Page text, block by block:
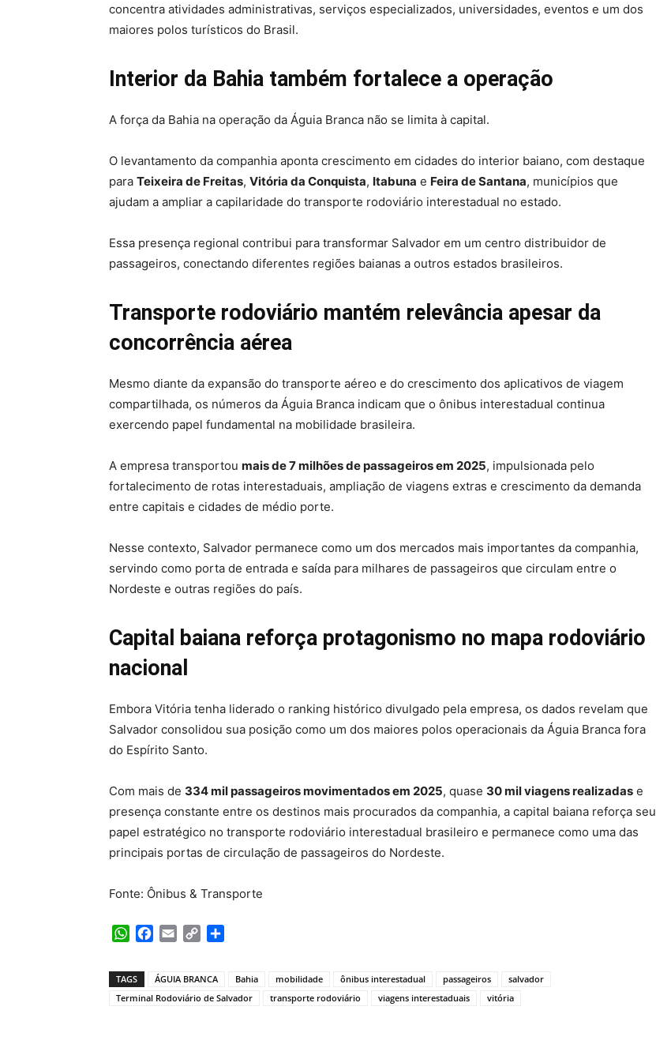
concentra atividades administrativas, serviços especializados, universidades, eventos e um dos
maiores polos turísticos do Brasil.
Interior da Bahia também fortalece a operação
A força da Bahia na operação da Águia Branca não se limita à capital.
O levantamento da companhia aponta crescimento em cidades do interior baiano, com destaque
para Teixeira de Freitas, Vitória da Conquista, Itabuna e Feira de Santana, municípios que
ajudam a ampliar a capilaridade do transporte rodoviário interestadual no estado.
Essa presença regional contribui para transformar Salvador em um centro distribuidor de
passageiros, conectando diferentes regiões baianas a outros estados brasileiros.
Transporte rodoviário mantém relevância apesar da
concorrência aérea
Mesmo diante da expansão do transporte aéreo e do crescimento dos aplicativos de viagem
compartilhada, os números da Águia Branca indicam que o ônibus interestadual continua
exercendo papel fundamental na mobilidade brasileira.
A empresa transportou mais de 7 milhões de passageiros em 2025, impulsionada pelo
fortalecimento de rotas interestaduais, ampliação de viagens extras e crescimento da demanda
entre capitais e cidades de médio porte.
Nesse contexto, Salvador permanece como um dos mercados mais importantes da companhia,
servindo como porta de entrada e saída para milhares de passageiros que circulam entre o
Nordeste e outras regiões do país.
Capital baiana reforça protagonismo no mapa rodoviário
nacional
Embora Vitória tenha liderado o ranking histórico divulgado pela empresa, os dados revelam que
Salvador consolidou sua posição como um dos maiores polos operacionais da Águia Branca fora
do Espírito Santo.
Com mais de 334 mil passageiros movimentados em 2025, quase 30 mil viagens realizadas e
presença constante entre os destinos mais procurados da companhia, a capital baiana reforça seu
papel estratégico no transporte rodoviário interestadual brasileiro e permanece como uma das
principais portas de circulação de passageiros do Nordeste.
Fonte: Ônibus & Transporte
WhatsApp
Facebook
Email Copy
TAGS ÁGUIA BRANCA Bahia mobilidade ônibus interestadual passageiros
salvador
Terminal Rodoviário de Salvador
transporte rodoviário viagens interestaduais vitória